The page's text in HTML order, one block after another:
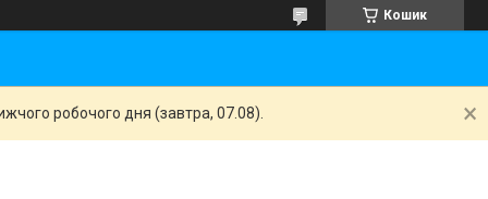
Кошик
робочого дня (завтра, 07.08).